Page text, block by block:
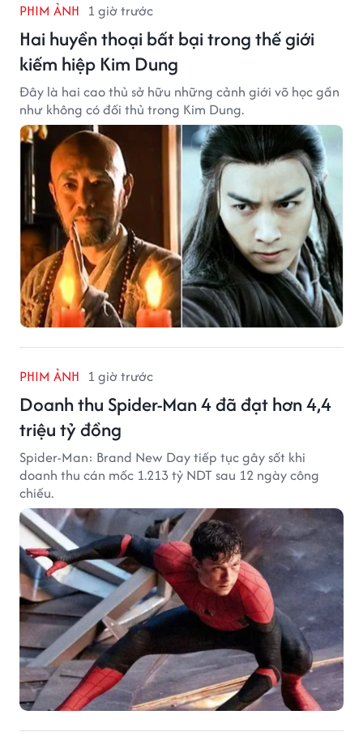
PHIM ẢNH 1 giờ trước
Hai huyền thoại bất bại trong thế giới
kiếm hiệp Kim Dung
Đây là hai cao thủ sở hữu những cảnh giới võ học gần
như không có đối thủ trong Kim Dung.
PHIM ẢNH 1 giờ trước
Doanh thu Spider-Man 4 đã đạt hơn 4,4
triệu tỷ đồng
Spider-Man: Brand New Day tiếp tục gây sốt khi
doanh thu cán mốc 1.213 tỷ NDT sau 12 ngày công
chiếu.